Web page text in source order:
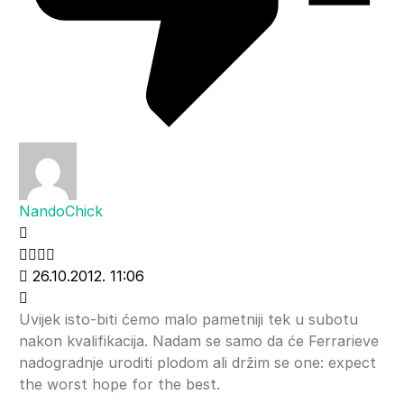
NandoChick
26.10.2012. 11:06
Uvijek isto-biti ćemo malo pametniji tek u subotu
nakon kvalifikacija. Nadam se samo da će Ferrarieve
nadogradnje uroditi plodom ali držim se one: expect
the worst hope for the best.